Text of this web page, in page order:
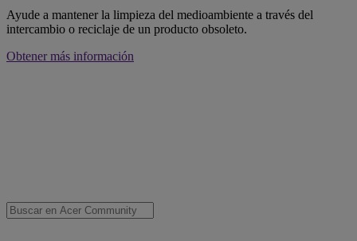
Ayude a mantener la limpieza del medioambiente a través del
intercambio o reciclaje de un producto obsoleto.
Obtener más información